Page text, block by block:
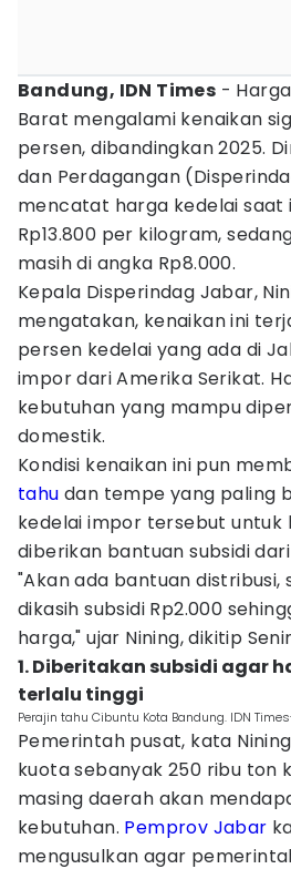
Bandung, IDN Times - Harga
Barat mengalami kenaikan
persen, dibandingkan 2025.
dan Perdagangan
mencatat harga kedelai saat
Rp13.800 per kilogram,
masih di angka Rp8.000.
Kepala Disperindag Jabar,
mengatakan, kenaikan ini
persen kedelai yang ada di
impor dari Amerika Serikat.
kebutuhan yang mampu
domestik.
Kondisi kenaikan ini pun
tahu dan tempe yang paling
kedelai impor tersebut untuk
diberikan bantuan subsidi
"Akan ada bantuan
dikasih subsidi Rp2.000
harga," ujar Nining, dikitip
1. Diberitakan subsidi agar
terlalu tinggi
Perajin tahu Cibuntu Kota Bandung. IDN
Pemerintah pusat, kata
kuota sebanyak 250 ribu ton
masing daerah akan
kebutuhan. Pemprov Jabar
mengusulkan agar